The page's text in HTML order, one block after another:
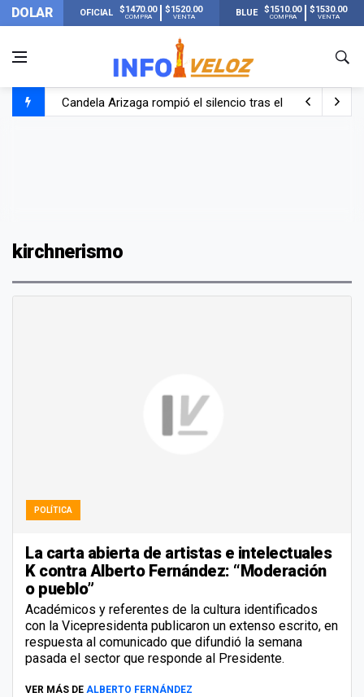
DOLAR OFICIAL $1470.00
COMPRA
$1520.00
VENTA BLUE $1510.00
COMPRA
$1530.00
VENTA
Candela Arizaga rompió el silencio tras el incidente con
kirchnerismo
POLÍTICA
La carta abierta de artistas e intelectuales
K contra Alberto Fernández: “Moderación
o pueblo”
Académicos y referentes de la cultura identificados
con la Vicepresidenta publicaron un extenso escrito, en
respuesta al comunicado que difundió la semana
pasada el sector que responde al Presidente.
VER MÁS DE ALBERTO FERNÁNDEZ